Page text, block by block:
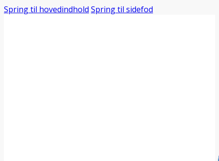
Spring til hovedindhold Spring til sidefod